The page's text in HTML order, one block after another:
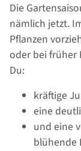
Die
nämlich jetzt.
Pflanzen
oder bei früher
Du:
kräftige
eine
und eine
blühende